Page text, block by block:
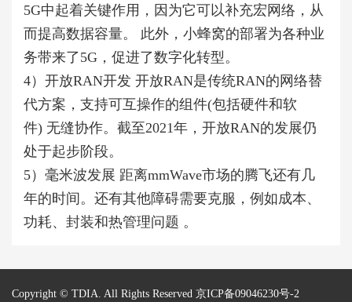
5G中起着关键作用 ，因为它可以补充宏网络，从
而提高数据容量。 此外，小蜂窝的部署为各种业
务带来了5G ，促进了数字化转型。
4）开放RAN开发 开放RAN是传统RAN的网络替
代方案 ，支持可互操作的组件(包括硬件和软
件) 无缝协作。截至2021年，开放RAN的发展仍
处于起步阶段。
5）毫米波发展 距离mmWave市场的腾飞还有几
年的时间。还有其他障碍需要克服，例如成本、
功耗、封装和热管理问题 。
Copyright © TDIA. All Rights Reserved 京ICP备09046230号-2